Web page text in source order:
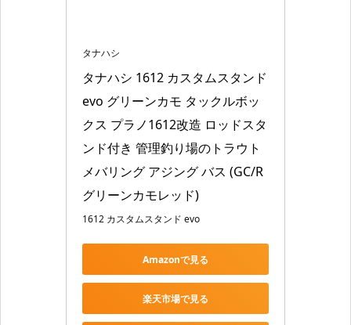
タナハシ
タナハシ 1612 カスタムスタンド
evo グリーンカモ タックルボッ
クス プラノ1612改造 ロッドスタ
ンド付き 管理釣り場のトラウト
メバリング アジング バス (GC/R
グリーンカモレッド)
1612 カスタムスタンド evo
Amazonで見る
楽天市場で見る